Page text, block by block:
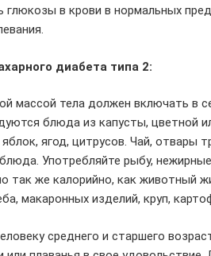
глюкозы в крови в нормальных
диабета типа 2:
массой тела должен включать в
блюда из капусты, цветной
яблок, ягод, цитрусов. Чай,
Употребляйте рыбу,
так же калорийно, как животный
макаронных изделий, круп,
среднего и старшего